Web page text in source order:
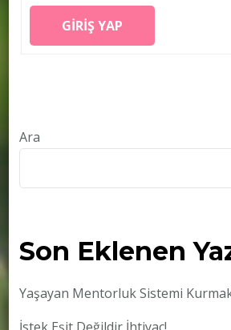
GIRIŞ YAP
Ara
Son Eklenen
Yaşayan Mentorluk Sistemi